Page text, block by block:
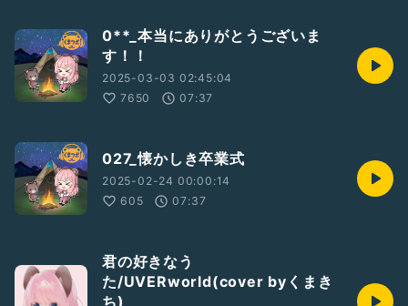
0**_本当にありがとうございま
す！！
2025-03-03 02:45:04
7650
07:37
027_懐かしき卒業式
2025-02-24 00:00:14
605
07:37
君の好きなう
た/UVERworld(cover byくまき
ち)